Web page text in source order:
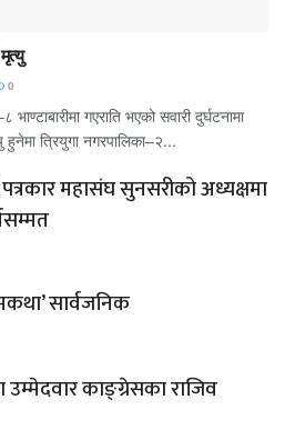
0
गएराति भएको सवारी दुर्घटनामा
त्रियुगा नगरपालिका–२...
महासंघ सुनसरीको अध्यक्षमा
सार्वजनिक
काङ्ग्रेसका राजिव